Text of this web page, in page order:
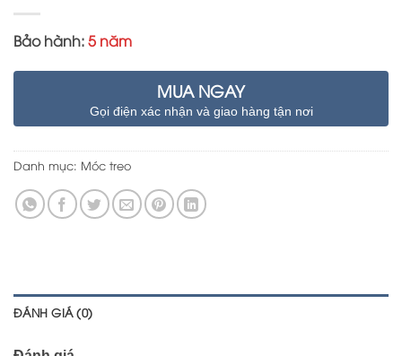
Bảo hành:5 năm
MUA NGAY
Gọi điện xác nhận và giao hàng tận nơi
Danh mục: Móc treo
ĐÁNH GIÁ (0)